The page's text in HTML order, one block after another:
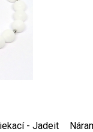
- Jadeit